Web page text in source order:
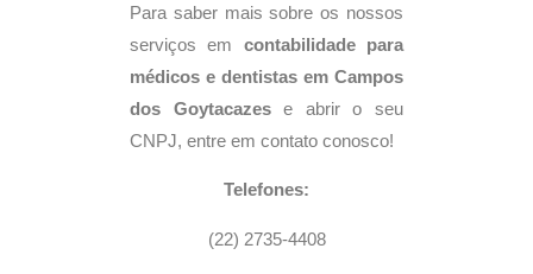
Para saber mais sobre os nossos
serviços em contabilidade para
médicos e dentistas em Campos
dos Goytacazese abrir o seu
CNPJ, entre em contato conosco!
Telefones:
(22) 2735-4408